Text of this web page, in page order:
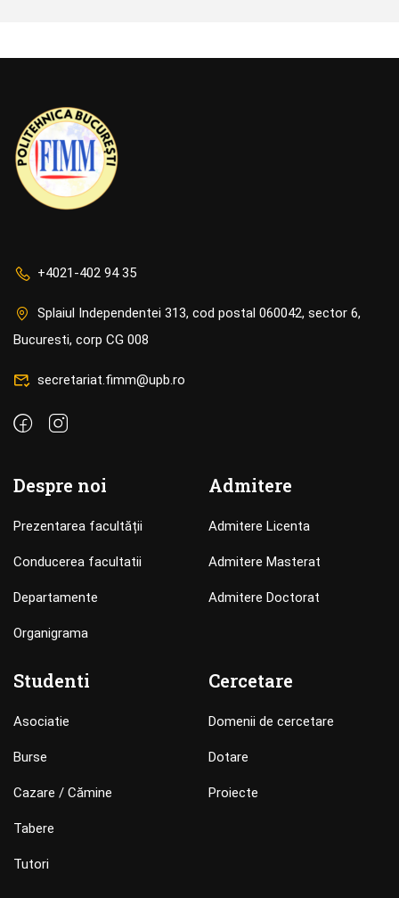
+4021-402 94 35
Splaiul Independentei 313, cod postal 060042, sector 6,
Bucuresti, corp CG 008
secretariat.fimm@upb.ro
Despre noi
Prezentarea facultății
Conducerea facultatii
Departamente
Organigrama
Admitere
Admitere Licenta
Admitere Masterat
Admitere Doctorat
Studenti
Asociatie
Burse
Cazare / Cămine
Tabere
Tutori
Cercetare
Domenii de cercetare
Dotare
Proiecte